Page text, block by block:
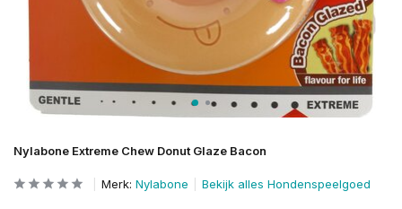
Nylabone Extreme Chew Donut Glaze Bacon
Merk: Nylabone Bekijk alles Hondenspeelgoed